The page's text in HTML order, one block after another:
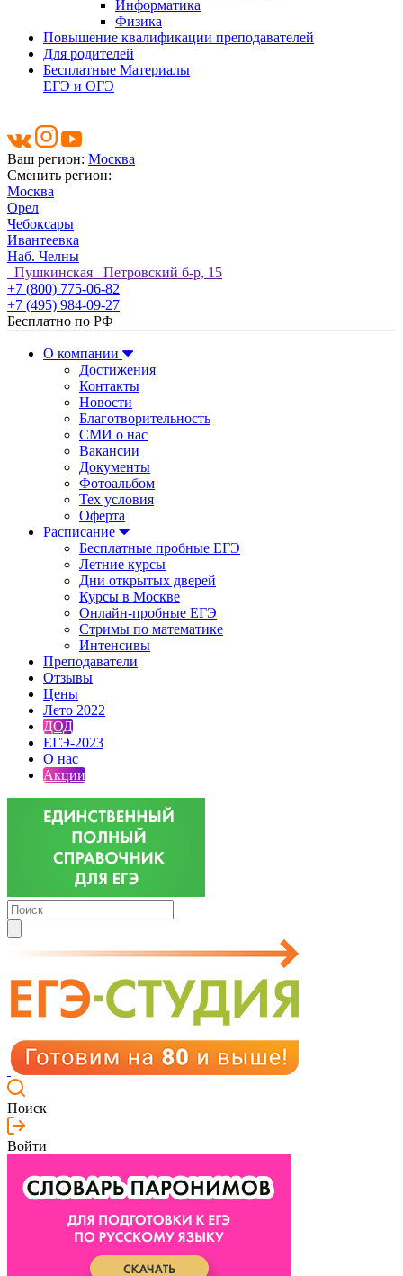
Информатика
Физика
Повышение квалификации преподавателей
Для родителей
Бесплатные Материалы
ЕГЭ и ОГЭ
Ваш регион: Москва
Сменить регион:
Москва
Орел
Чебоксары
Ивантеевка
Наб. Челны
Пушкинская Петровский б-р, 15
+7 (800) 775-06-82
+7 (495) 984-09-27
Бесплатно по РФ
О компании
Достижения
Контакты
Новости
Благотворительность
СМИ о нас
Вакансии
Документы
Фотоальбом
Тех условия
Оферта
Расписание
Бесплатные пробные ЕГЭ
Летние курсы
Дни открытых дверей
Курсы в Москве
Онлайн-пробные ЕГЭ
Стримы по математике
Интенсивы
Преподаватели
Отзывы
Цены
Лето 2022
ДОД
ЕГЭ-2023
О нас
Акции
Поиск
Войти